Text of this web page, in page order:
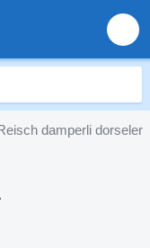
damperli dorseler